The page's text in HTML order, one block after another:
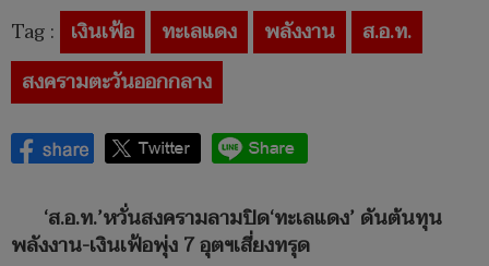
Tag : เงินเฟ้อ ทะเลแดง พลังงาน
ส.อ.ท.
สงครามตะวันออกกลาง
‘ส.อ.ท.’หวั่นสงครามลามปิด‘ทะเลแดง’ ดันต้นทุน
พลังงาน-เงินเฟ้อพุ่ง 7 อุตฯเสี่ยงทรุด